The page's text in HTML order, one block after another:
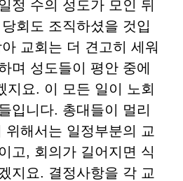
정 수의 성도가 모인 뒤
회도 조직하셨을 것입
교회는 더 견고히 세워
며 성도들이 평안 중에
지요. 이 모든 일이 노회
입니다. 총대들이 멀리
위해서는 일정부분의 교
고, 회의가 길어지면 식
지요. 결정사항을 각 교